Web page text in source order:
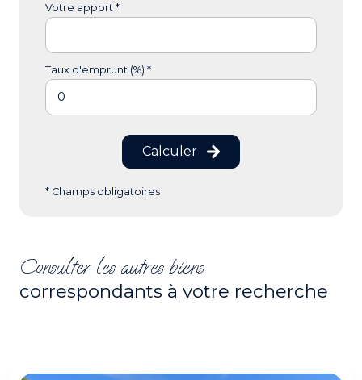
Votre apport *
Taux d'emprunt (%) *
Calculer
* Champs obligatoires
Consulter les autres biens
correspondants à votre recherche